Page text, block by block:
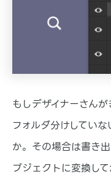
もしデザイナーさんが
フォルダ分けしてい
か。その場合は書き
ブジェクトに変換し